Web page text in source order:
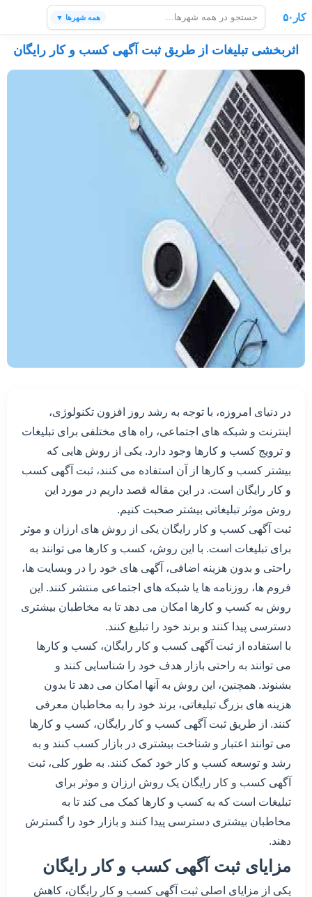
کار۵۰ همه شهرها ▼
اثربخشی تبلیغات از طریق ثبت آگهی کسب و کار رایگان
در دنیای امروزه، با توجه به رشد روز افزون تکنولوژی،
اینترنت و شبکه های اجتماعی، راه های مختلفی برای تبلیغات
و ترویج کسب و کارها وجود دارد. یکی از روش هایی که
بیشتر کسب و کارها از آن استفاده می کنند، ثبت آگهی کسب
و کار رایگان است. در این مقاله قصد داریم در مورد این
روش موثر تبلیغاتی بیشتر صحبت کنیم.
ثبت آگهی کسب و کار رایگان یکی از روش های ارزان و موثر
برای تبلیغات است. با این روش، کسب و کارها می توانند به
راحتی و بدون هزینه اضافی، آگهی های خود را در وبسایت ها،
فروم ها، روزنامه ها یا شبکه های اجتماعی منتشر کنند. این
روش به کسب و کارها امکان می دهد تا به مخاطبان بیشتری
دسترسی پیدا کنند و برند خود را تبلیغ کنند.
با استفاده از ثبت آگهی کسب و کار رایگان، کسب و کارها
می توانند به راحتی بازار هدف خود را شناسایی کنند و
بشنوند. همچنین، این روش به آنها امکان می دهد تا بدون
هزینه های بزرگ تبلیغاتی، برند خود را به مخاطبان معرفی
کنند. از طریق ثبت آگهی کسب و کار رایگان، کسب و کارها
می توانند اعتبار و شناخت بیشتری در بازار کسب کنند و به
رشد و توسعه کسب و کار خود کمک کنند. به طور کلی، ثبت
آگهی کسب و کار رایگان یک روش ارزان و موثر برای
تبلیغات است که به کسب و کارها کمک می کند تا به
مخاطبان بیشتری دسترسی پیدا کنند و بازار خود را گسترش
دهند.
مزایای ثبت آگهی کسب و کار رایگان
یکی از مزایای اصلی ثبت آگهی کسب و کار رایگان، کاهش